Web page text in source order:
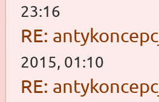
23:16
RE:
2015, 01:10
RE: